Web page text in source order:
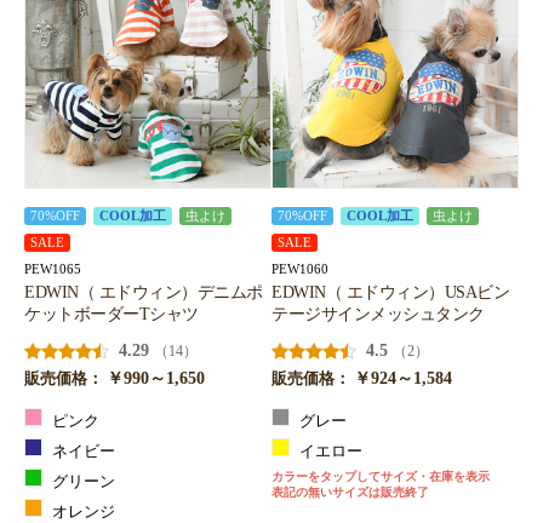
70%OFF COOL加工
虫よけ
SALE
PEW1065
EDWIN（ エドウィン）デニムポ
ケットボーダーTシャツ
4.29
（14）
販売価格：
￥990～1,650
ピンク
ネイビー
グリーン
オレンジ
70%OFF COOL加工
虫よけ
SALE
PEW1060
EDWIN（ エドウィン）USAビン
テージサインメッシュタンク
4.5
（2）
販売価格：
￥924～1,584
グレー
イエロー
カラーをタップしてサイズ・在庫を表示
表記の無いサイズは販売終了